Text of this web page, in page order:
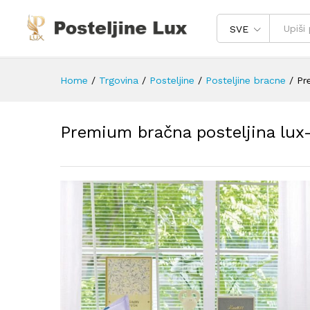
SVE
Home / Trgovina / Posteljine / Posteljine bracne /
Premium bračna posteljina